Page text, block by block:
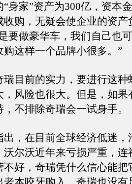
身家”资产为300亿，资本
收购，无疑会使企业的资产
要做豪华车，我们自己也
这样一个品牌小很多。”
目前的实力，要进行这种
，风险也很大。但是，如果
不排除奇瑞会一试身手。
在目前全球经济低迷，
沃尔沃近年来亏损严重，连
不好，奇瑞凭什么信心能把